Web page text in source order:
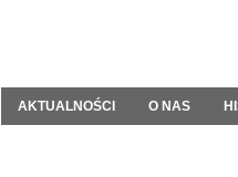
AKTUALNOŚCI O NAS